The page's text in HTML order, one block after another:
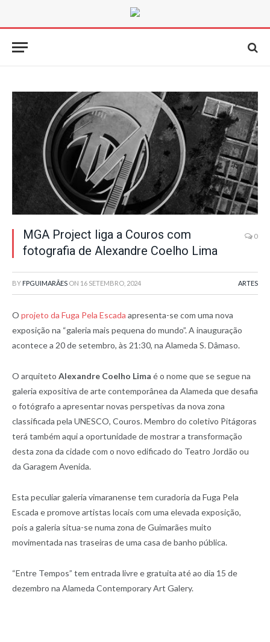
MGA Project liga a Couros com
fotografia de Alexandre Coelho Lima
0
BY FPGUIMARÃES ON 16 SETEMBRO, 2024 ARTES
O projeto da Fuga Pela Escada apresenta-se com uma nova
exposição na “galeria mais pequena do mundo”. A inauguração
acontece a 20 de setembro, às 21:30, na Alameda S. Dâmaso.
O arquiteto Alexandre Coelho Lima é o nome que se segue na
galeria expositiva de arte contemporânea da Alameda que desafia
o fotógrafo a apresentar novas perspetivas da nova zona
classificada pela UNESCO, Couros. Membro do coletivo Pitágoras
terá também aqui a oportunidade de mostrar a transformação
desta zona da cidade com o novo edificado do Teatro Jordão ou
da Garagem Avenida.
Esta peculiar galeria vimaranense tem curadoria da Fuga Pela
Escada e promove artistas locais com uma elevada exposição,
pois a galeria situa-se numa zona de Guimarães muito
movimentada nas traseiras de uma casa de banho pública.
“Entre Tempos” tem entrada livre e gratuita até ao dia 15 de
dezembro na Alameda Contemporary Art Galery.